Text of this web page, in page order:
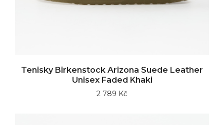
Tenisky Birkenstock Arizona Suede Leather
Unisex Faded Khaki
2 789 Kč